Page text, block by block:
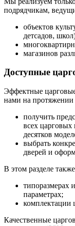
подрядчикам,
объектов
детсадов,
магазинов
Доступные
Эффектные
нами на протяжении
получить
всех царговых
десятков
выбрать
дверей и
В этом разделе
типоразмерах
параметрах;
комплектации
Качественные